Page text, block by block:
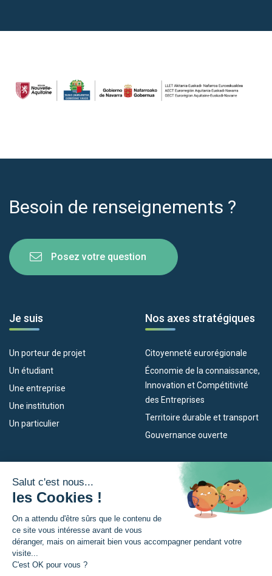
Besoin de renseignements ?
Posez votre question
Je suis
Un porteur de projet
Un étudiant
Une entreprise
Une institution
Un particulier
Nos axes stratégiques
Citoyenneté eurorégionale
Économie de la connaissance,
Innovation et Compétitivité
des Entreprises
Territoire durable et transport
Gouvernance ouverte
Empleo
Eskola Futura
Forma NAEN
TRANSFERMUGA-RREKIN
L’Eurorégion
Qu’est-ce que l’Eurorégion ?
Actualités
Espace presse